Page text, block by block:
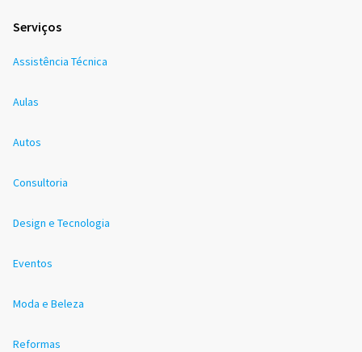
Serviços
Assistência Técnica
Aulas
Autos
Consultoria
Design e Tecnologia
Eventos
Moda e Beleza
Reformas